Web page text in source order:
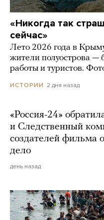
«Никогда так
сейчас»
Лето 2026 года в
жители полуострова —
работы и туристов.
ИСТОРИИ 2 дня назад
«Россия-24»
и Следственный
создателей фильма
дело
день назад